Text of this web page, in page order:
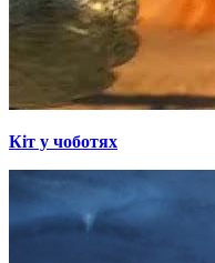
Кіт у чоботях